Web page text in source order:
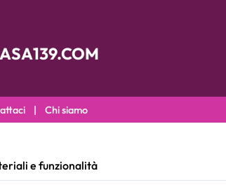
| Chi siamo
e funzionalità